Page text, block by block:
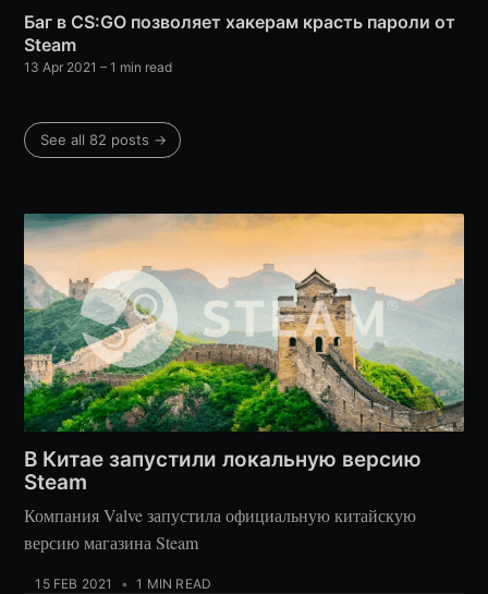
Баг в CS:GO позволяет хакерам красть пароли от
Steam
13 Apr 2021 – 1 min read
See all 82 posts →
В Китае запустили локальную версию
Steam
Компания Valve запустила официальную китайскую
версию магазина Steam
15 FEB 2021 • 1 MIN READ